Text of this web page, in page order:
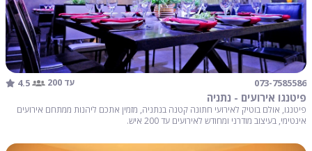
073-7585586 עד 200 4.5
פיטנגו אירועים - נתניה
פיטנגו, אולם בוטיק לאירועי חתונה קטנה בנתניה, מזמין אתכם ליהנות ממתחם אירועים
אינטימי, בעיצוב מודרני ומחודש לאירועים עד 200 איש.